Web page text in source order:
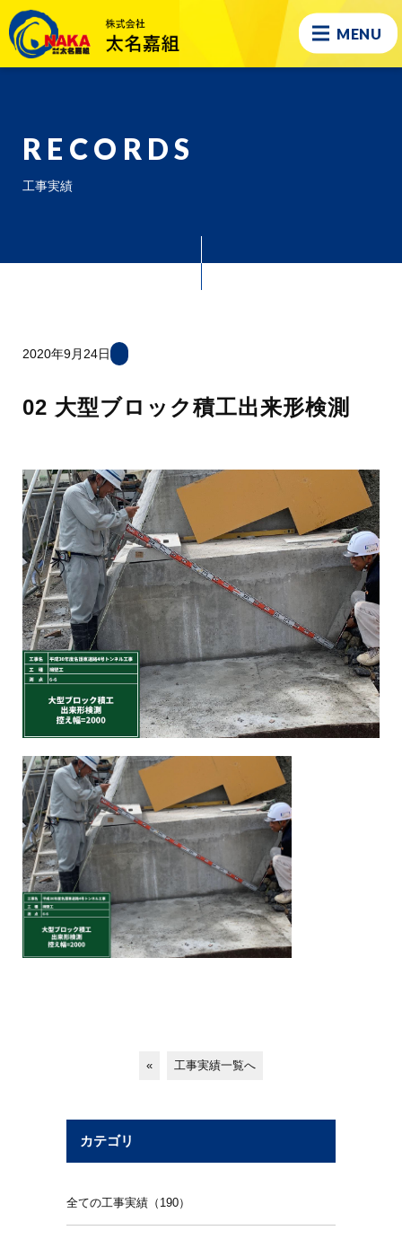
MENU
RECORDS
工事実績
2020年9月24日
02 大型ブロック積工出来形検測
« 工事実績一覧へ
カテゴリ
全ての工事実績（190）